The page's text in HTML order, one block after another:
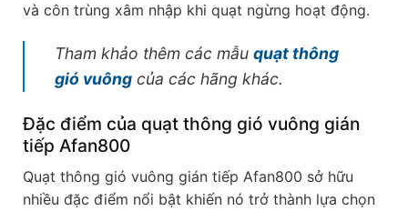
và côn trùng xâm nhập khi quạt ngừng hoạt động.
Tham khảo thêm các mẫu quạt thông
gió vuông của các hãng khác.
Đặc điểm của quạt thông gió vuông gián
tiếp Afan800
Quạt thông gió vuông gián tiếp Afan800 sở hữu
nhiều đặc điểm nổi bật khiến nó trở thành lựa chọn